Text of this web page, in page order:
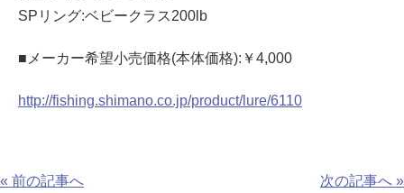
SPリング:ベビークラス200lb
■メーカー希望小売価格(本体価格):￥4,000
http://fishing.shimano.co.jp/product/lure/6110
« 前の記事へ 次の記事へ »